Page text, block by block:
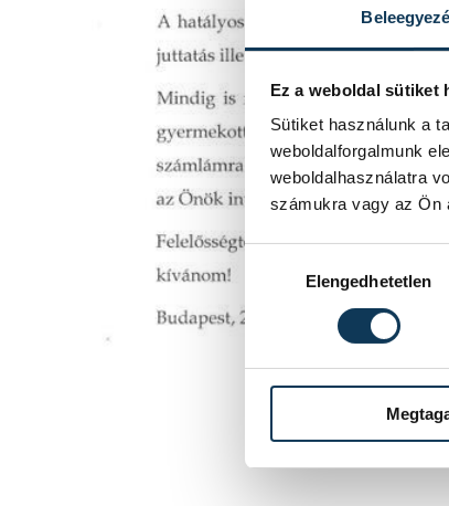
Ez a weboldal sütiket
Sütiket használunk a
weboldalforgalmunk
weboldalhasználatra
számukra vagy az Ön
Elengedhetetlen